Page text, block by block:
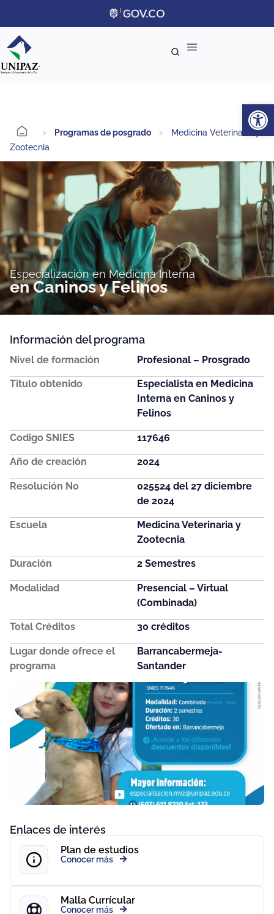
> Programas de posgrado >
Medicina Veterinaria y
Zootecnia
Especialización en Medicina Interna
en Caninos y Felinos
Información del programa
Nivel de formación Profesional – Prosgrado
Titulo obtenido
Especialista en Medicina
Interna en Caninos y
Felinos
Codigo SNIES 117646
Año de creación 2024
Resolución No
025524 del 27 diciembre
de 2024
Escuela
Medicina Veterinaria y
Zootecnia
Duración 2 Semestres
Modalidad
Presencial – Virtual
(Combinada)
Total Créditos 30 créditos
Lugar donde ofrece el
programa
Barrancabermeja-
Santander
Enlaces de interés
Plan de estudios
Conocer más
Malla Currícular
Conocer más